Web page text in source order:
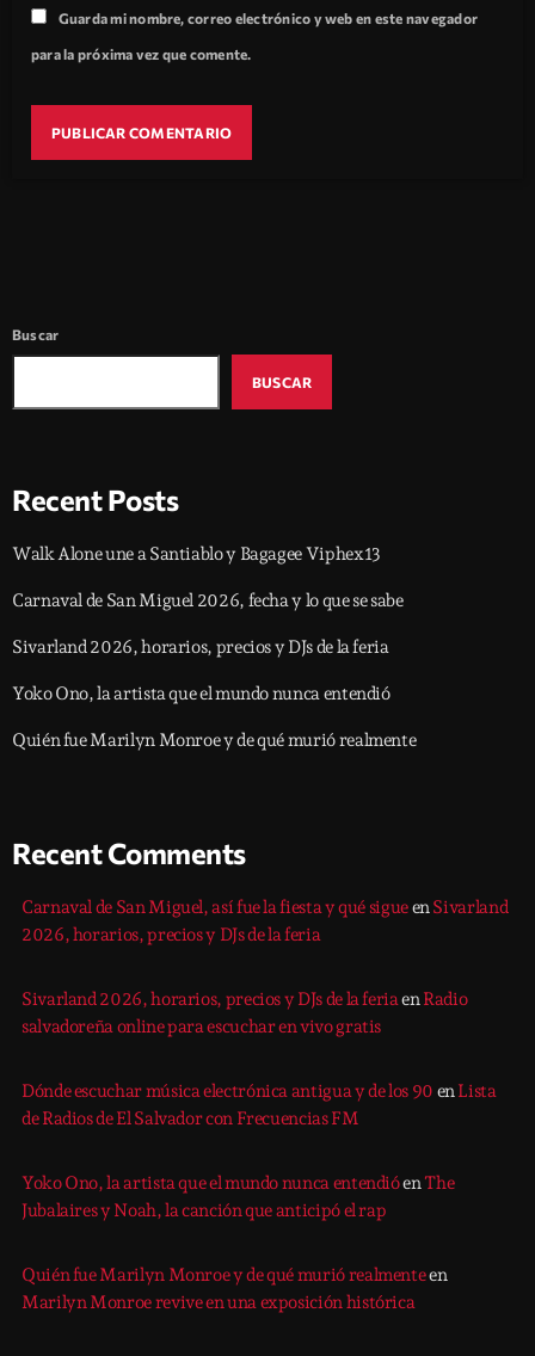
Guarda mi nombre, correo electrónico y web en este navegador
para la próxima vez que comente.
Buscar
BUSCAR
Recent Posts
Walk Alone une a Santiablo y Bagagee Viphex13
Carnaval de San Miguel 2026, fecha y lo que se sabe
Sivarland 2026, horarios, precios y DJs de la feria
Yoko Ono, la artista que el mundo nunca entendió
Quién fue Marilyn Monroe y de qué murió realmente
Recent Comments
Carnaval de San Miguel, así fue la fiesta y qué sigueenSivarland
2026, horarios, precios y DJs de la feria
Sivarland 2026, horarios, precios y DJs de la feriaenRadio
salvadoreña online para escuchar en vivo gratis
Dónde escuchar música electrónica antigua y de los 90 enLista
de Radios de El Salvador con Frecuencias FM
Yoko Ono, la artista que el mundo nunca entendióenThe
Jubalaires y Noah, la canción que anticipó el rap
Quién fue Marilyn Monroe y de qué murió realmenteen
Marilyn Monroe revive en una exposición histórica